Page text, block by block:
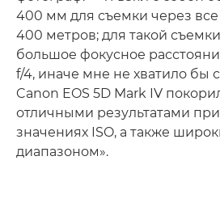
400 мм для съемки через все
400 метров; для такой
большое фокусное
f/4, иначе мне не хватило бы
Canon EOS 5D Mark IV
отличными результатами
значениях ISO, а также
диапазоном».